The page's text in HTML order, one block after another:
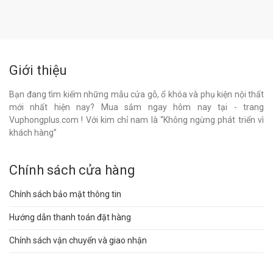
Giới thiệu
Bạn đang tìm kiếm những mẫu cửa gỗ, ổ khóa và phụ kiện nội thất
mới nhất hiện nay? Mua sắm ngay hôm nay tại - trang
Vuphongplus.com ! Với kim chỉ nam là “Không ngừng phát triển vì
khách hàng”
Chính sách cửa hàng
Chính sách bảo mật thông tin
Hướng dẫn thanh toán đặt hàng
Chính sách vận chuyển và giao nhận